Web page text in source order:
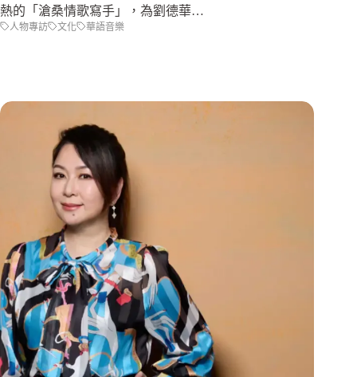
熱的「滄桑情歌寫手」，為劉德華…
人物專訪 文化 華語音樂